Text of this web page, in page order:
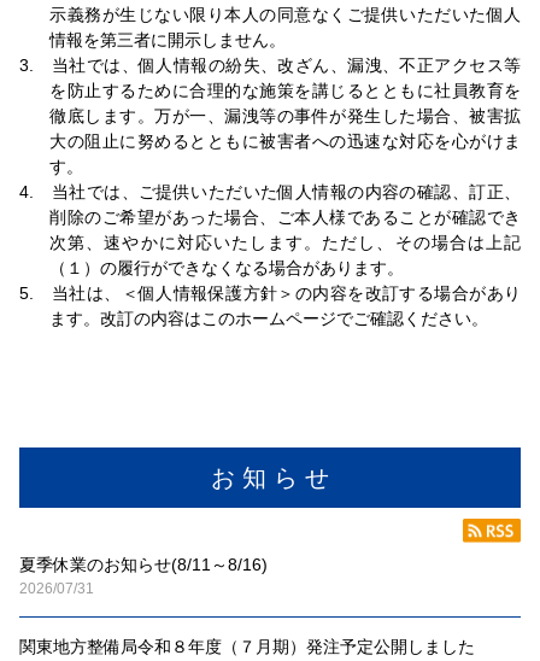
お 知 ら せ
夏季休業のお知らせ(8/11～8/16)
2026/07/31
関東地方整備局令和８年度（７月期）発注予定公開しました
示義務が生じない限り本人の同意なくご提供いただいた個人
情報を第三者に開示しません。
3. 当社では、個人情報の紛失、改ざん、漏洩、不正アクセス等
を防止するために合理的な施策を講じるとともに社員教育を
徹底します。万が一、漏洩等の事件が発生した場合、被害拡
大の阻止に努めるとともに被害者への迅速な対応を心がけま
す。
4. 当社では、ご提供いただいた個人情報の内容の確認、訂正、
削除のご希望があった場合、ご本人様であることが確認でき
次第、速やかに対応いたします。ただし、その場合は上記
（１）の履行ができなくなる場合があります。
5. 当社は、＜個人情報保護方針＞の内容を改訂する場合があり
ます。改訂の内容はこのホームページでご確認ください。